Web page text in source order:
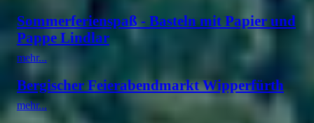
Sommerferienspaß - Basteln mit Papier und
Pappe Lindlar
mehr...
Bergischer Feierabendmarkt Wipperfürth
mehr...